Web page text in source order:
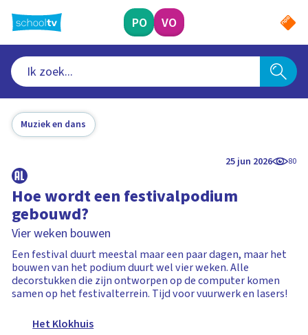
naar
hoofdinhoud
PO VO
Muziek en dans
25 jun 2026 80
Hoe wordt een festivalpodium
gebouwd?
Vier weken bouwen
Een festival duurt meestal maar een paar dagen, maar het
bouwen van het podium duurt wel vier weken. Alle
decorstukken die zijn ontworpen op de computer komen
samen op het festivalterrein. Tijd voor vuurwerk en lasers!
Het Klokhuis